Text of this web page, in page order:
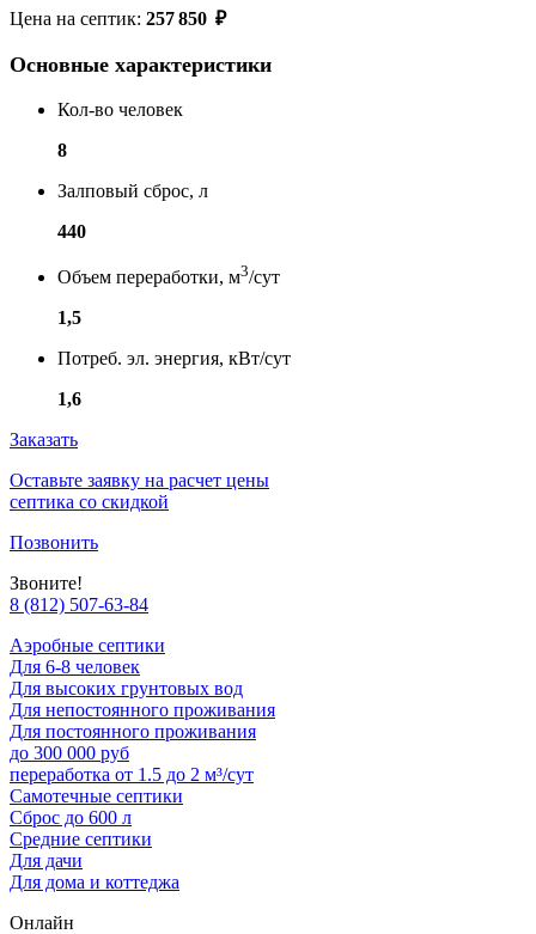
Цена на септик: 257 850 ₽
Основные характеристики
Кол-во человек
8
Залповый сброс, л
440
Объем переработки, м3/сут
1,5
Потреб. эл. энергия, кВт/сут
1,6
Заказать
Оставьте заявку на расчет цены
септика со скидкой
Позвонить
Звоните!
8 (812) 507-63-84
Аэробные септики
Для 6-8 человек
Для высоких грунтовых вод
Для непостоянного проживания
Для постоянного проживания
до 300 000 руб
переработка от 1.5 до 2 м³/сут
Самотечные септики
Сброс до 600 л
Средние септики
Для дачи
Для дома и коттеджа
Онлайн